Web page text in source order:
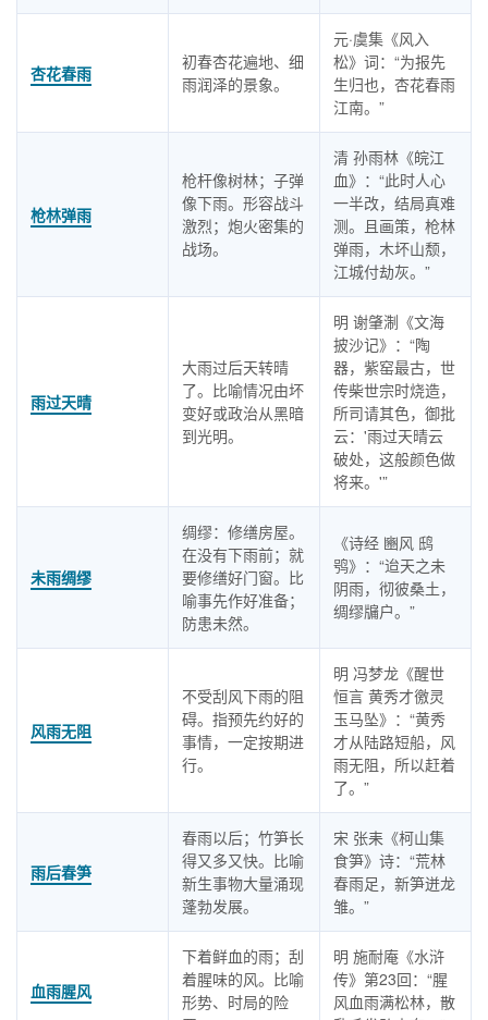
杏花春雨
初春杏花遍地、细
雨润泽的景象。
元·虞集《风入
松》词：“为报先
生归也，杏花春雨
江南。”
枪林弹雨
枪杆像树林；子弹
像下雨。形容战斗
激烈；炮火密集的
战场。
清 孙雨林《皖江
血》：“此时人心
一半改，结局真难
测。且画策，枪林
弹雨，木坏山颓，
江城付劫灰。”
雨过天晴
大雨过后天转晴
了。比喻情况由坏
变好或政治从黑暗
到光明。
明 谢肇淛《文海
披沙记》：“陶
器，紫窑最古，世
传柴世宗时烧造，
所司请其色，御批
云：'雨过天晴云
破处，这般颜色做
将来。'”
未雨绸缪
绸缪：修缮房屋。
在没有下雨前；就
要修缮好门窗。比
喻事先作好准备；
防患未然。
《诗经 豳风 鸱
鸮》：“迨天之未
阴雨，彻彼桑土，
绸缪牖户。”
风雨无阻
不受刮风下雨的阻
碍。指预先约好的
事情，一定按期进
行。
明 冯梦龙《醒世
恒言 黄秀才徼灵
玉马坠》：“黄秀
才从陆路短船，风
雨无阻，所以赶着
了。”
雨后春笋
春雨以后；竹笋长
得又多又快。比喻
新生事物大量涌现
蓬勃发展。
宋 张耒《柯山集
食笋》诗：“荒林
春雨足，新笋迸龙
雏。”
血雨腥风
下着鲜血的雨；刮
着腥味的风。比喻
形势、时局的险
明 施耐庵《水浒
传》第23回：“腥
风血雨满松林，散